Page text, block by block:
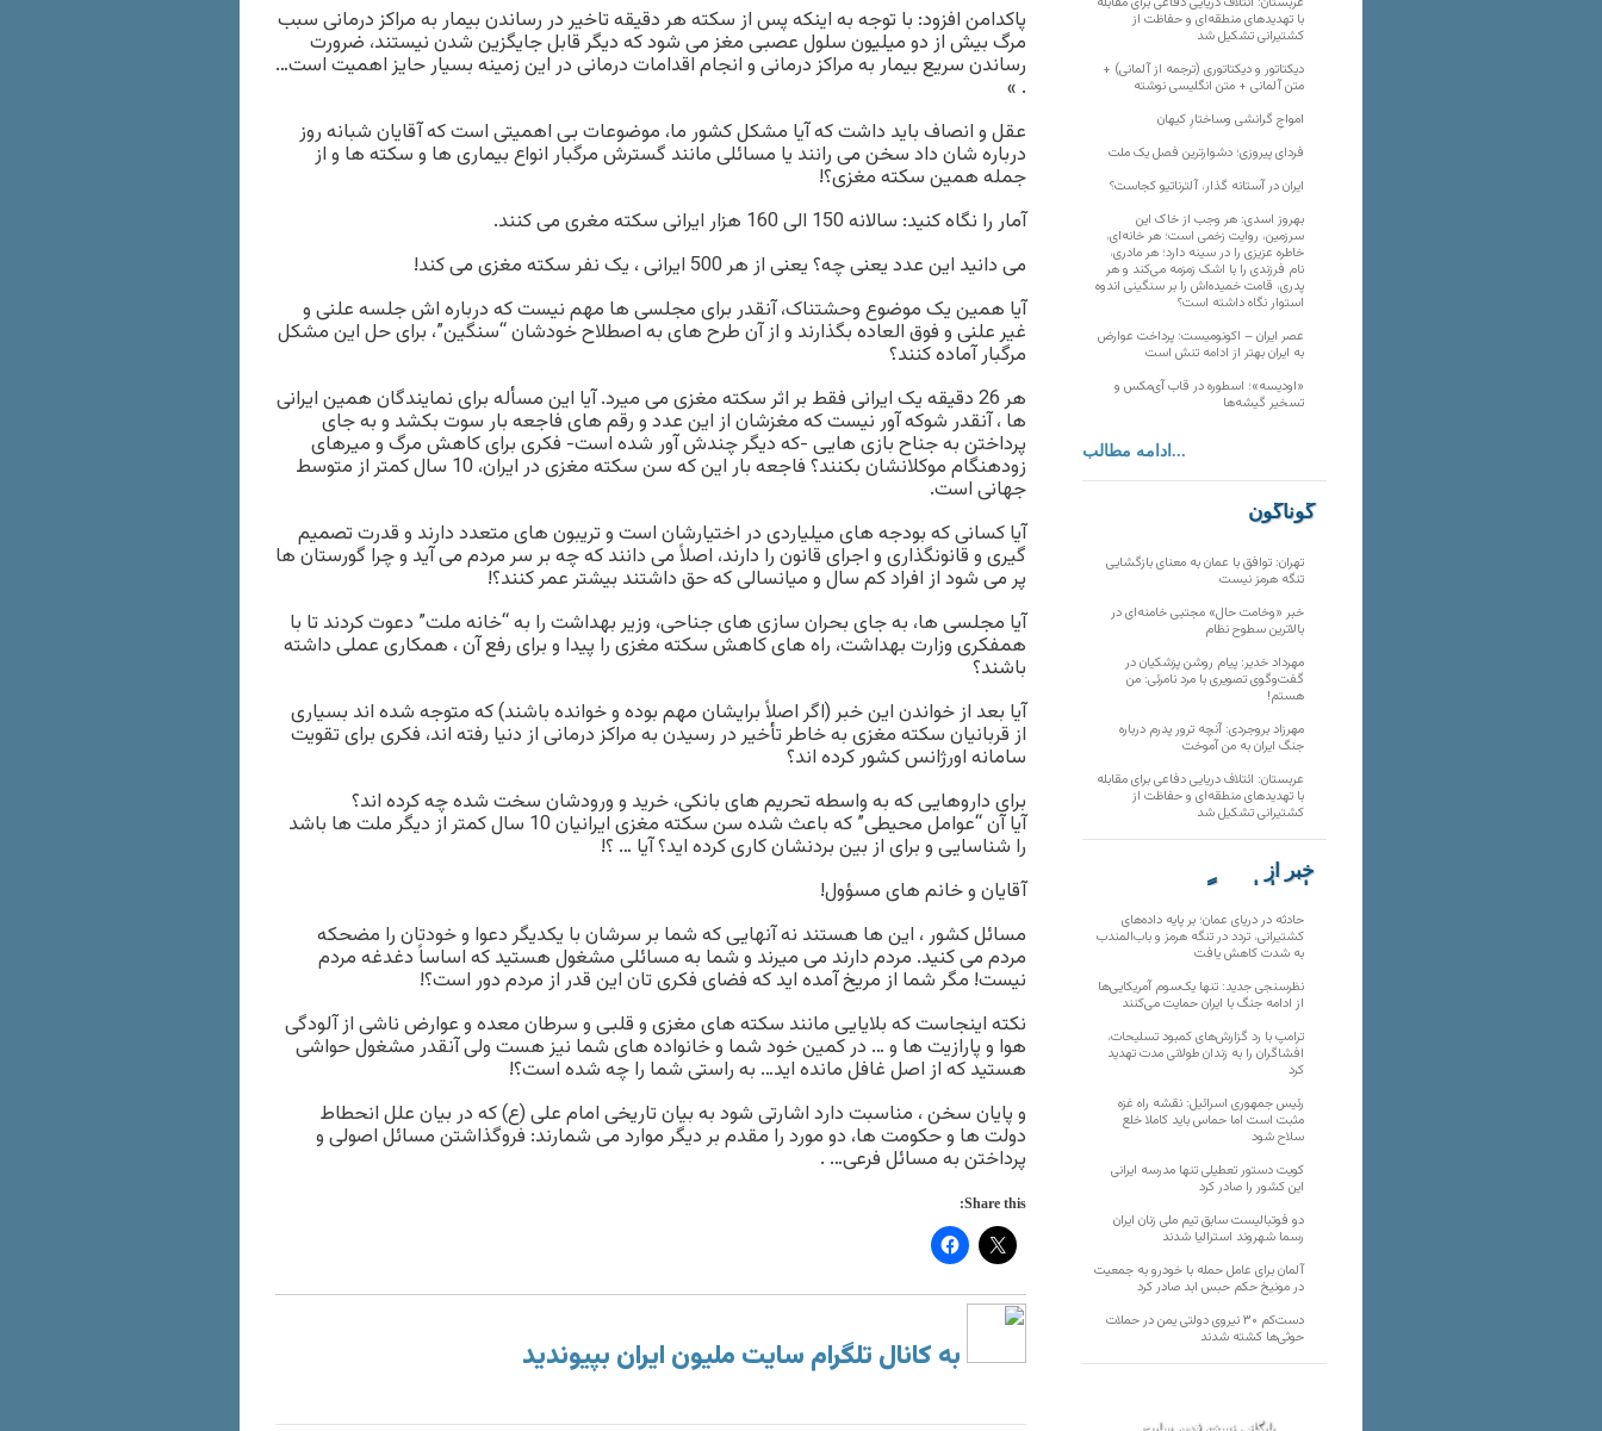
پاکدامن افزود: با توجه به اینکه پس از سکته هر دقیقه تاخیر در رساندن بیمار به مراکز درمانی سبب
مرگ بیش از دو میلیون سلول عصبی مغز می شود که دیگر قابل جایگزین شدن نیستند، ضرورت
رساندن سریع بیمار به مراکز درمانی و انجام اقدامات درمانی در این زمینه بسیار حایز اهمیت است…
. »
عقل و انصاف باید داشت که آیا مشکل کشور ما، موضوعات بی اهمیتی است که آقایان شبانه روز
درباره شان داد سخن می رانند یا مسائلی مانند گسترش مرگبار انواع بیماری ها و سکته ها و از
جمله همین سکته مغزی؟!
آمار را نگاه کنید: سالانه 150 الی 160 هزار ایرانی سکته مغری می کنند.
می دانید این عدد یعنی چه؟ یعنی از هر 500 ایرانی ، یک نفر سکته مغزی می کند!
آیا همین یک موضوع وحشتناک، آنقدر برای مجلسی ها مهم نیست که درباره اش جلسه علنی و
غیر علنی و فوق العاده بگذارند و از آن طرح های به اصطلاح خودشان “سنگین”، برای حل این مشکل
مرگبار آماده کنند؟
هر 26 دقیقه یک ایرانی فقط بر اثر سکته مغزی می میرد. آیا این مسأله برای نمایندگان همین ایرانی
ها ، آنقدر شوکه آور نیست که مغزشان از این عدد و رقم های فاجعه بار سوت بکشد و به جای
پرداختن به جناح بازی هایی -که دیگر چندش آور شده است- فکری برای کاهش مرگ و میرهای
زودهنگام موکلانشان بکنند؟ فاجعه بار این که سن سکته مغزی در ایران، 10 سال کمتر از متوسط
جهانی است.
آیا کسانی که بودجه های میلیاردی در اختیارشان است و تریبون های متعدد دارند و قدرت تصمیم
گیری و قانونگذاری و اجرای قانون را دارند، اصلاً می دانند که چه بر سر مردم می آید و چرا گورستان ها
پر می شود از افراد کم سال و میانسالی که حق داشتند بیشتر عمر کنند؟!
آیا مجلسی ها، به جای بحران سازی های جناحی، وزیر بهداشت را به “خانه ملت” دعوت کردند تا با
همفکری وزارت بهداشت، راه های کاهش سکته مغزی را پیدا و برای رفع آن ، همکاری عملی داشته
باشند؟
آیا بعد از خواندن این خبر (اگر اصلاً برایشان مهم بوده و خوانده باشند) که متوجه شده اند بسیاری
از قربانیان سکته مغزی به خاطر تأخیر در رسیدن به مراکز درمانی از دنیا رفته اند، فکری برای تقویت
سامانه اورژانس کشور کرده اند؟
برای داروهایی که به واسطه تحریم های بانکی، خرید و ورودشان سخت شده چه کرده اند؟
آیا آن “عوامل محیطی” که باعث شده سن سکته مغزی ایرانیان 10 سال کمتر از دیگر ملت ها باشد
را شناسایی و برای از بین بردنشان کاری کرده اید؟ آیا … ؟!
آقایان و خانم های مسؤول!
مسائل کشور ، این ها هستند نه آنهایی که شما بر سرشان با یکدیگر دعوا و خودتان را مضحکه
مردم می کنید. مردم دارند می میرند و شما به مسائلی مشغول هستید که اساساً دغدغه مردم
نیست! مگر شما از مریخ آمده اید که فضای فکری تان این قدر از مردم دور است؟!
نکته اینجاست که بلایایی مانند سکته های مغزی و قلبی و سرطان معده و عوارض ناشی از آلودگی
هوا و پارازیت ها و … در کمین خود شما و خانواده های شما نیز هست ولی آنقدر مشغول حواشی
هستید که از اصل غافل مانده اید… به راستی شما را چه شده است؟!
و پایان سخن ، مناسبت دارد اشارتی شود به بیان تاریخی امام علی (ع) که در بیان علل انحطاط
دولت ها و حکومت ها، دو مورد را مقدم بر دیگر موارد می شمارند: فروگذاشتن مسائل اصولی و
پرداختن به مسائل فرعی… .
Share this:
به کانال تلگرام سایت ملیون ایران بپیوندید
با تهدیدهای منطقه‌ای و حفاظت از
کشتیرانی تشکیل شد
دیکتاتور و دیکتاتوری (ترجمه از آلمانی) +
متن آلمانی + متن انگلیسی نوشته
‌امواجِ گرانشی وساختارِ کیهان
فردای پیروزی؛ دشوارترین فصل یک ملت
ایران در آستانه گذار، آلترناتیو کجاست؟
بهروز اسدی: هر وجب از خاک‌ این
سرزمین، روایت زخمی است؛ هر خانه‌ای،
خاطره عزیزی را در سینه دارد؛ هر مادری،
نام فرزندی را با اشک زمزمه می‌کند و هر
پدری، قامت خمیده‌اش را بر سنگینی اندوه
استوار نگاه داشته است؟
عصر ایران – اکونومیست: پرداخت عوارض
به ایران بهتر از ادامه تنش است
«اودیسه»؛ اسطوره در قاب آی‌مکس و
تسخیر گیشه‌ها
ادامه مطالب...
گوناگون
تهران: توافق با عمان به معنای بازگشایی
تنگه هرمز نیست
خبر «وخامت حال» مجتبی خامنه‌ای در
بالاترین سطوح نظام
مهرداد خدیر: پیام روشن پزشکیان در
گفت‌و‌گوی تصویری با مرد نامرئی: من
هستم!
مهرزاد بروجردی: آنچه ترور پدرم درباره
جنگ ایران به من آموخت
عربستان: ائتلاف دریایی دفاعی برای مقابله
با تهدیدهای منطقه‌ای و حفاظت از
کشتیرانی تشکیل شد
خبر از
تارنماهای دیگر
حادثه در دریای عمان؛ بر پایه داده‌های
کشتیرانی، تردد در تنگه هرمز و باب‌المندب
به شدت کاهش یافت
نظرسنجی جدید: تنها یک‌سوم آمریکایی‌ها
از ادامه جنگ با ایران حمایت می‌کنند
ترامپ با رد گزارش‌های کمبود تسلیحات،
افشاگران را به زندان طولانی مدت تهدید
کرد
رئیس‌ جمهوری اسرائیل: نقشه راه غزه
مثبت است اما حماس باید کاملا خلع
سلاح شود
کویت دستور تعطیلی تنها مدرسه ایرانی
این کشور را صادر کرد
دو فوتبالیست سابق تیم ملی زنان ایران
رسما شهروند استرالیا شدند
آلمان برای عامل حمله با خودرو به جمعیت
در مونیخ حکم حبس ابد صادر کرد
دست‌کم ۳۰ نیروی دولتی یمن در حملات
حوثی‌ها کشته شدند
بایگانی نسخه قدیم سایت